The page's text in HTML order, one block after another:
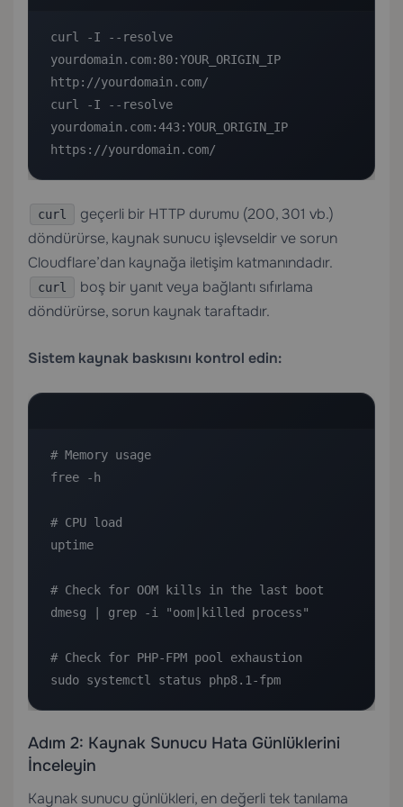
curl -I --resolve
yourdomain.com:80:YOUR_ORIGIN_IP
http://yourdomain.com/
curl -I --resolve
yourdomain.com:443:YOUR_ORIGIN_IP
https://yourdomain.com/
curl
geçerli bir HTTP durumu (200, 301 vb.)
döndürürse, kaynak sunucu işlevseldir ve sorun
Cloudflare’dan kaynağa iletişim katmanındadır.
curl
boş bir yanıt veya bağlantı sıfırlama
döndürürse, sorun kaynak taraftadır.
Sistem kaynak baskısını kontrol edin:
# Memory usage
free -h
# CPU load
uptime
# Check for OOM kills in the last boot
dmesg | grep -i "oom|killed process"
# Check for PHP-FPM pool exhaustion
sudo systemctl status php8.1-fpm
Adım 2: Kaynak Sunucu Hata Günlüklerini
İnceleyin
Kaynak sunucu günlükleri, en değerli tek tanılama